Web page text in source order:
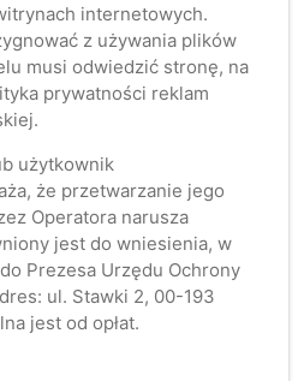
internetowych.
z używania plików
musi odwiedzić stronę, na
prywatności reklam
użytkownik
że przetwarzanie jego
Operatora narusza
jest do wniesienia, w
Prezesa Urzędu Ochrony
ul. Stawki 2, 00-193
jest od opłat.